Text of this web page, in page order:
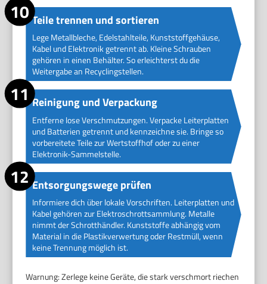
Teile trennen und sortieren
Lege Metallbleche, Edelstahlteile, Kunststoffgehäuse,
Kabel und Elektronik getrennt ab. Kleine Schrauben
gehören in einen Behälter. So erleichterst du die
Weitergabe an Recyclingstellen.
Reinigung und Verpackung
Entferne lose Verschmutzungen. Verpacke Leiterplatten
und Batterien getrennt und kennzeichne sie. Bringe so
vorbereitete Teile zur Wertstoffhof oder zu einer
Elektronik-Sammelstelle.
Entsorgungswege prüfen
Informiere dich über lokale Vorschriften. Leiterplatten und
Kabel gehören zur Elektroschrottsammlung. Metalle
nimmt der Schrotthändler. Kunststoffe abhängig vom
Material in die Plastikverwertung oder Restmüll, wenn
keine Trennung möglich ist.
Warnung: Zerlege keine Geräte, die stark verschmort riechen